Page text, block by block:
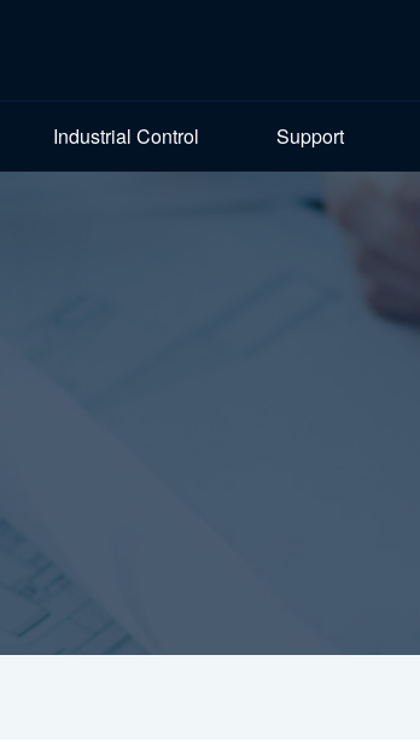
Industrial Control Support